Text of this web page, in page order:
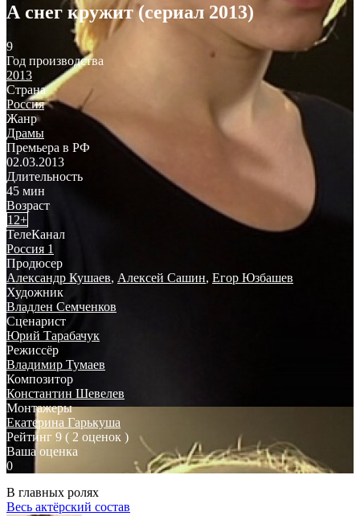
А снег кружит (сериал 2013)
9
Год производства
2013
Страна
Россия
Жанр
Драмы
Премьера в РФ
02.03.2013
Длительность
45 мин
Возраст
12+
ТелеКанал
Россия 1
Продюсер
Александр Кушаев, Алексей Сашин, Егор Юзбашев
Художник
Владлен Семченков
Сценарист
Юрий Тарабачук
Режиссёр
Владимир Тумаев
Композитор
Константин Шевелев
Монтажеры
Екатерина Гарькуша
Рейтинг 9 ( 2 оценок )
Ваша оценка
0
В главных ролях
Весь актёрский состав